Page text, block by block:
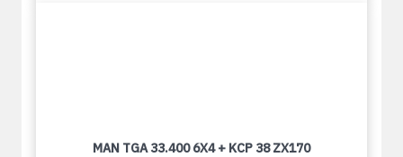
MAN TGA 33.400 6X4 + KCP 38 ZX170